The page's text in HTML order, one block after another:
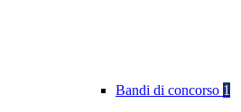
Bandi di concorso 1